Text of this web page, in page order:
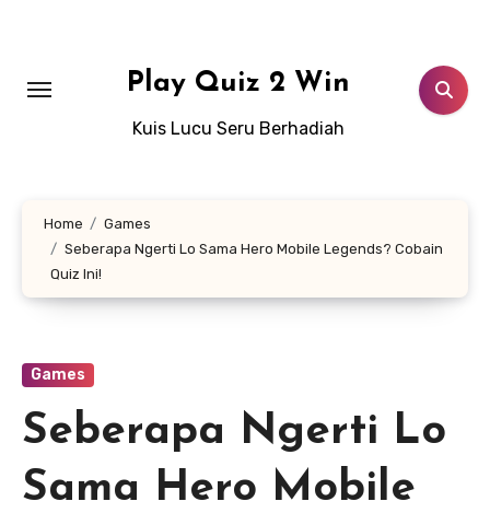
Play Quiz 2 Win
Kuis Lucu Seru Berhadiah
Home
Games
Seberapa Ngerti Lo Sama Hero Mobile Legends? Cobain
Quiz Ini!
Games
Seberapa Ngerti Lo
Sama Hero Mobile